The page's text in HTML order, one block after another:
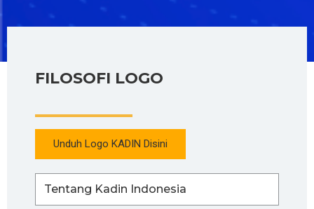
FILOSOFI LOGO
Unduh Logo KADIN Disini
Tentang Kadin Indonesia